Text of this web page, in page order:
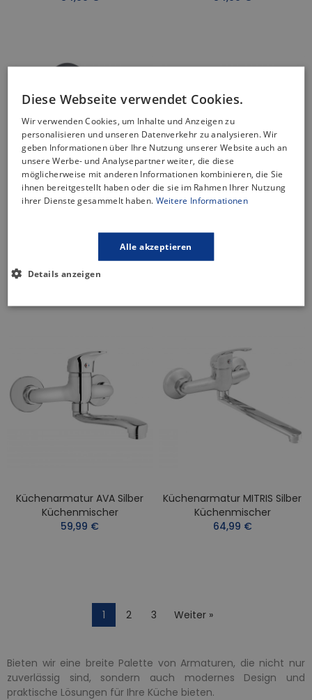
Küchenmischer Mit Flexiblen
84,99 €
Küchenarmatur AVA Silber
Küchenmischer
59,99 €
Küchenarmatur MITRIS Silber
Küchenmischer
64,99 €
1 2 3 Weiter »
Bieten wir eine breite Palette von Armaturen, die nicht nur
zuverlässig sind, sondern auch modernes Design und
praktische Lösungen für Ihre Küche bieten.
Diese Webseite verwendet Cookies.
Wir verwenden Cookies, um Inhalte und Anzeigen zu
personalisieren und unseren Datenverkehr zu analysieren. Wir
geben Informationen über Ihre Nutzung unserer Website auch an
unsere Werbe- und Analysepartner weiter, die diese
möglicherweise mit anderen Informationen kombinieren, die Sie
ihnen bereitgestellt haben oder die sie im Rahmen Ihrer Nutzung
ihrer Dienste gesammelt haben. Weitere Informationen
Alle akzeptieren
Details anzeigen